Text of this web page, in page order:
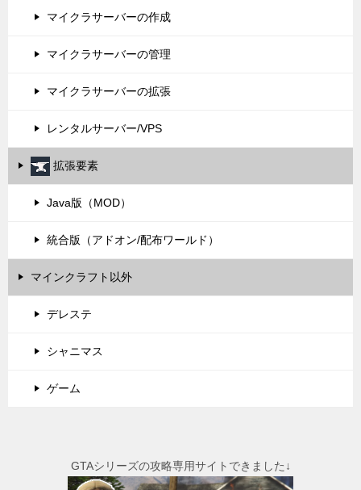
マイクラサーバーの作成
マイクラサーバーの管理
マイクラサーバーの拡張
レンタルサーバー/VPS
拡張要素
Java版（MOD）
統合版（アドオン/配布ワールド）
マインクラフト以外
デレステ
シャニマス
ゲーム
GTAシリーズの攻略専用サイトできました↓